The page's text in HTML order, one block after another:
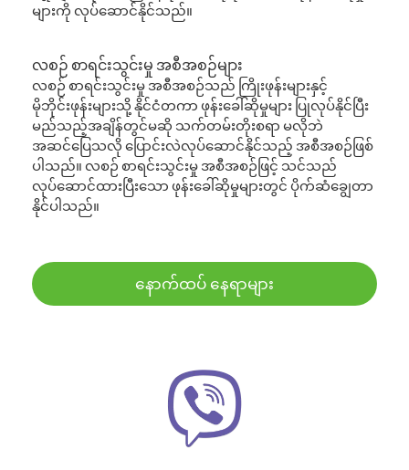
များကို လုပ်ဆောင်နိုင်သည်။
လစဉ် စာရင်းသွင်းမှု အစီအစဉ်များ
လစဉ် စာရင်းသွင်းမှု အစီအစဉ်သည် ကြိုးဖုန်းများနှင့်
မိုဘိုင်းဖုန်းများသို့ နိုင်ငံတကာ ဖုန်းခေါ်ဆိုမှုများ ပြုလုပ်နိုင်ပြီး
မည်သည့်အချိန်တွင်မဆို သက်တမ်းတိုးစရာ မလိုဘဲ
အဆင်ပြေသလို ပြောင်းလဲလုပ်ဆောင်နိုင်သည့် အစီအစဉ်ဖြစ်
ပါသည်။ လစဉ် စာရင်းသွင်းမှု အစီအစဉ်ဖြင့် သင်သည်
လုပ်ဆောင်ထားပြီးသော ဖုန်းခေါ်ဆိုမှုများတွင် ပိုက်ဆံချွေတာ
နိုင်ပါသည်။
နောက်ထပ် နေရာများ